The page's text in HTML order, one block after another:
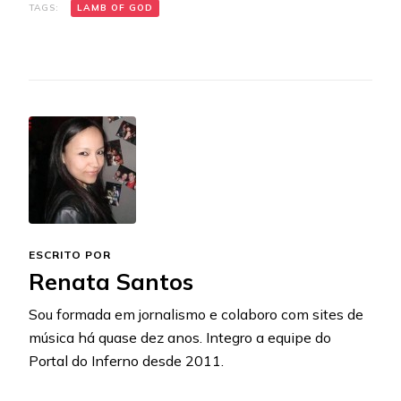
TAGS: LAMB OF GOD
ESCRITO POR
Renata Santos
Sou formada em jornalismo e colaboro com sites de
música há quase dez anos. Integro a equipe do
Portal do Inferno desde 2011.